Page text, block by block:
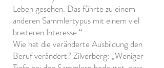
Leben gesehen. Das führte zu einem
anderen Sammlertypus mit einem viel
breiteren Interesse.“
Wie hat die veränderte Ausbildung den
Beruf verändert? Zilverberg: „Weniger